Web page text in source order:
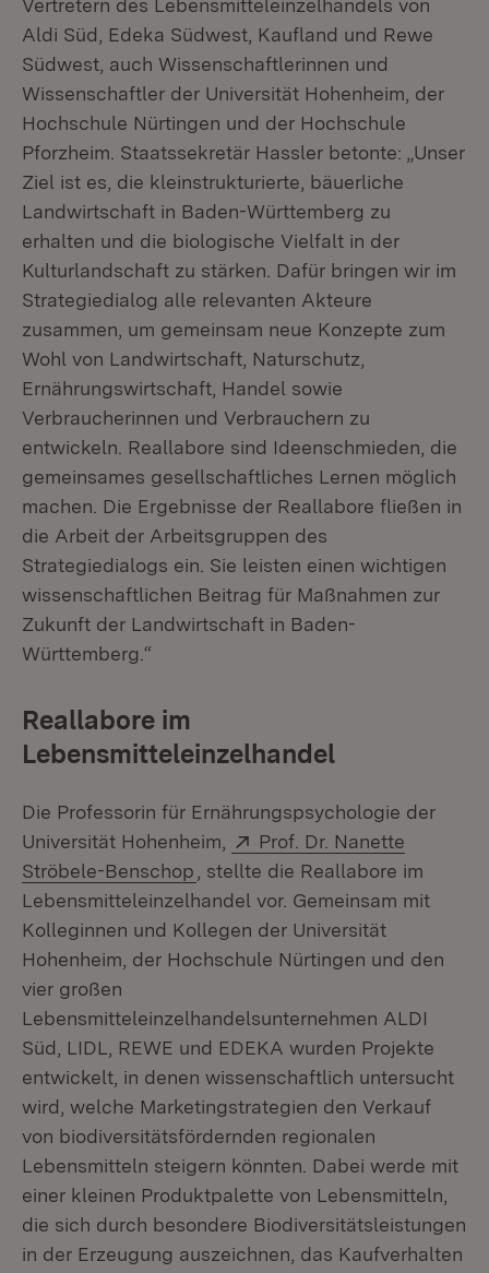
Vertretern des Lebensmitteleinzelhandels von
Aldi Süd, Edeka Südwest, Kaufland und Rewe
Südwest, auch Wissenschaftlerinnen und
Wissenschaftler der Universität Hohenheim, der
Hochschule Nürtingen und der Hochschule
Pforzheim. Staatssekretär Hassler betonte: „Unser
Ziel ist es, die kleinstrukturierte, bäuerliche
Landwirtschaft in Baden-Württemberg zu
erhalten und die biologische Vielfalt in der
Kulturlandschaft zu stärken. Dafür bringen wir im
Strategiedialog alle relevanten Akteure
zusammen, um gemeinsam neue Konzepte zum
Wohl von Landwirtschaft, Naturschutz,
Ernährungswirtschaft, Handel sowie
Verbraucherinnen und Verbrauchern zu
entwickeln. Reallabore sind Ideenschmieden, die
gemeinsames gesellschaftliches Lernen möglich
machen. Die Ergebnisse der Reallabore fließen in
die Arbeit der Arbeitsgruppen des
Strategiedialogs ein. Sie leisten einen wichtigen
wissenschaftlichen Beitrag für Maßnahmen zur
Zukunft der Landwirtschaft in Baden-
Württemberg.“
Reallabore im
Lebensmitteleinzelhandel
Die Professorin für Ernährungspsychologie der
Universität Hohenheim,
Extern:
Prof. Dr. Nanette
Ströbele-Benschop (Öffnet in neuem Fenster)
, stellte die Reallabore im
Lebensmitteleinzelhandel vor. Gemeinsam mit
Kolleginnen und Kollegen der Universität
Hohenheim, der Hochschule Nürtingen und den
vier großen
Lebensmitteleinzelhandelsunternehmen ALDI
Süd, LIDL, REWE und EDEKA wurden Projekte
entwickelt, in denen wissenschaftlich untersucht
wird, welche Marketingstrategien den Verkauf
von biodiversitätsfördernden regionalen
Lebensmitteln steigern könnten. Dabei werde mit
einer kleinen Produktpalette von Lebensmitteln,
die sich durch besondere Biodiversitätsleistungen
in der Erzeugung auszeichnen, das Kaufverhalten